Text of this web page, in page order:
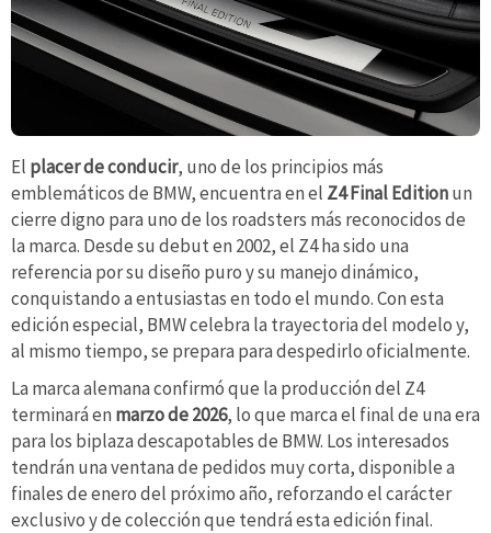
El placer de conducir, uno de los principios más
emblemáticos de BMW, encuentra en el Z4 Final Editionun
cierre digno para uno de los roadsters más reconocidos de
la marca. Desde su debut en 2002, el Z4 ha sido una
referencia por su diseño puro y su manejo dinámico,
conquistando a entusiastas en todo el mundo. Con esta
edición especial, BMW celebra la trayectoria del modelo y,
al mismo tiempo, se prepara para despedirlo oficialmente.
La marca alemana confirmó que la producción del Z4
terminará en marzo de 2026, lo que marca el final de una era
para los biplaza descapotables de BMW. Los interesados
tendrán una ventana de pedidos muy corta, disponible a
finales de enero del próximo año, reforzando el carácter
exclusivo y de colección que tendrá esta edición final.